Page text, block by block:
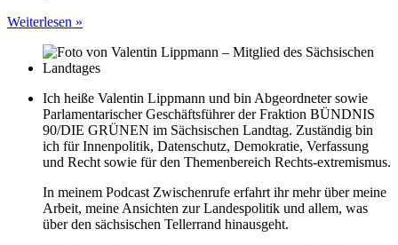
Weiterlesen »
Ich heiße Valentin Lippmann und bin Abgeordneter sowie
Parlamentarischer Geschäftsführer der Fraktion BÜNDNIS
90/DIE GRÜNEN im Sächsischen Landtag. Zuständig bin
ich für Innenpolitik, Datenschutz, Demokratie, Verfassung
und Recht sowie für den Themenbereich Rechts-extremismus.
In meinem Podcast Zwischenrufe erfahrt ihr mehr über meine
Arbeit, meine Ansichten zur Landespolitik und allem, was
über den sächsischen Tellerrand hinausgeht.